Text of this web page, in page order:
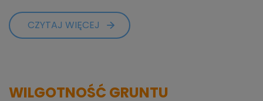
CZYTAJ WIĘCEJ
WILGOTNOŚĆ GRUNTU